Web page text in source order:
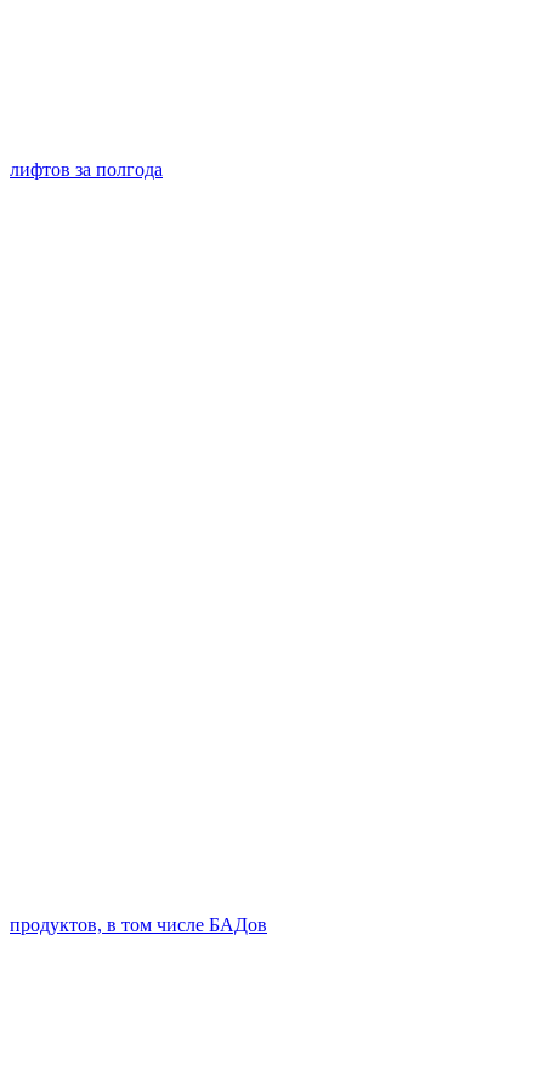
лифтов за полгода
продуктов, в том числе БАДов